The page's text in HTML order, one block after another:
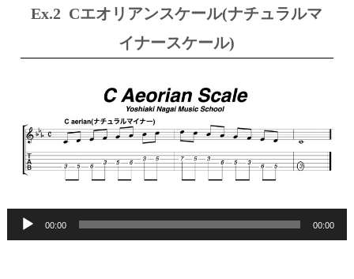
Ex.2 Cエオリアンスケール(ナチュラルマ
イナースケール)
00:00 00:00